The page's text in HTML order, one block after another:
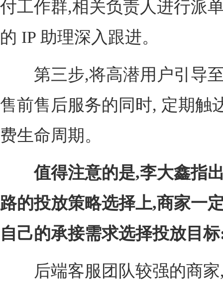
付工作群,相关负责人进行派
的 IP 助理深入跟进。
第三步,将高潜用户引导至
售前售后服务的同时, 定期触
费生命周期。
值得注意的是,李大鑫指
路的投放策略选择上,商家一
自己的承接需求选择投放目
后端客服团队较强的商家